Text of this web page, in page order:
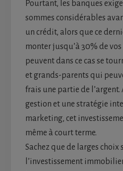
Pourtant, les banques
sommes considérables
un crédit, alors que ce
monter jusqu’à 30% de vos
peuvent dans ce cas se
et grands-parents qui
frais une partie de l’argent.
gestion et une stratégie
marketing, cet
même à court terme.
Sachez que de larges choix
l’investissement